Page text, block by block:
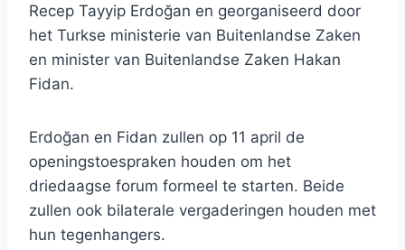
Recep Tayyip Erdoğan en georganiseerd door
het Turkse ministerie van Buitenlandse Zaken
en minister van Buitenlandse Zaken Hakan
Fidan.
Erdoğan en Fidan zullen op 11 april de
openingstoespraken houden om het
driedaagse forum formeel te starten. Beide
zullen ook bilaterale vergaderingen houden met
hun tegenhangers.